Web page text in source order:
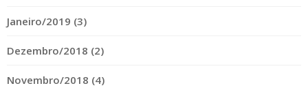
Janeiro/2019 (3)
Dezembro/2018 (2)
Novembro/2018 (4)